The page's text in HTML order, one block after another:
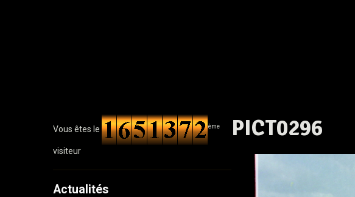
PICT0296
Vous êtes le ème
visiteur
Actualités